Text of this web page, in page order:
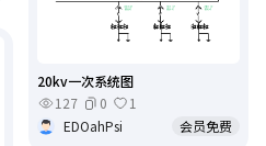
20kv一次系统图
127
0
1
EDOahPsi
会员免费